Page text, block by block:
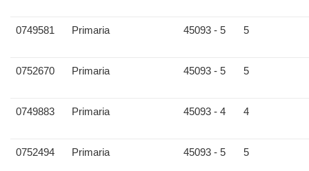
0749581 Primaria 45093 - 5 5
0752670 Primaria 45093 - 5 5
0749883 Primaria 45093 - 4 4
0752494 Primaria 45093 - 5 5